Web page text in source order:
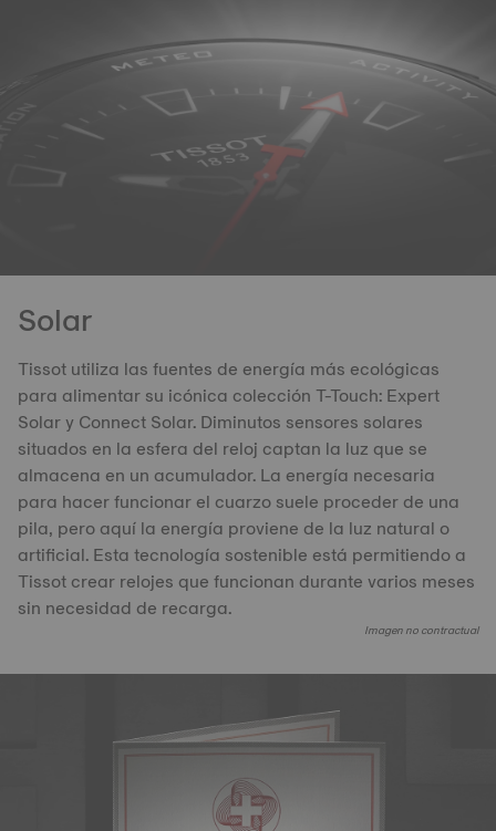
Solar
Tissot utiliza las fuentes de energía más ecológicas
para alimentar su icónica colección T-Touch: Expert
Solar y Connect Solar. Diminutos sensores solares
situados en la esfera del reloj captan la luz que se
almacena en un acumulador. La energía necesaria
para hacer funcionar el cuarzo suele proceder de una
pila, pero aquí la energía proviene de la luz natural o
artificial. Esta tecnología sostenible está permitiendo a
Tissot crear relojes que funcionan durante varios meses
sin necesidad de recarga.
Imagen no contractual